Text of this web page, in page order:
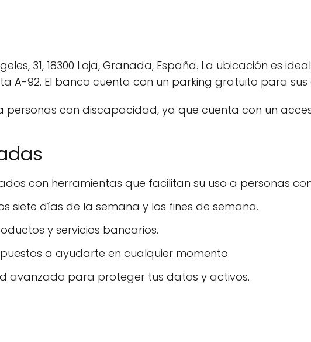
31, 18300 Loja, Granada, España. La ubicación es
A-92. El banco cuenta con un parking gratuito para sus
con discapacidad, ya que cuenta con un
con herramientas que facilitan su uso a personas
siete días de la semana y los fines de semana.
y servicios bancarios.
a ayudarte en cualquier momento.
avanzado para proteger tus datos y activos.